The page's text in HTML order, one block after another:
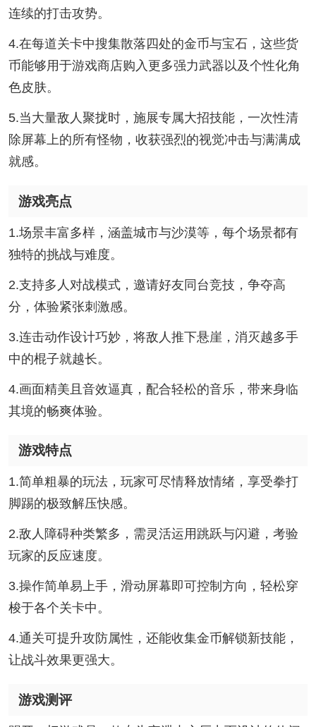
连续的打击攻势。
4.在每道关卡中搜集散落四处的金币与宝石，这些货
币能够用于游戏商店购入更多强力武器以及个性化角
色皮肤。
5.当大量敌人聚拢时，施展专属大招技能，一次性清
除屏幕上的所有怪物，收获强烈的视觉冲击与满满成
就感。
游戏亮点
1.场景丰富多样，涵盖城市与沙漠等，每个场景都有
独特的挑战与难度。
2.支持多人对战模式，邀请好友同台竞技，争夺高
分，体验紧张刺激感。
3.连击动作设计巧妙，将敌人推下悬崖，消灭越多手
中的棍子就越长。
4.画面精美且音效逼真，配合轻松的音乐，带来身临
其境的畅爽体验。
游戏特点
1.简单粗暴的玩法，玩家可尽情释放情绪，享受拳打
脚踢的极致解压快感。
2.敌人障碍种类繁多，需灵活运用跳跃与闪避，考验
玩家的反应速度。
3.操作简单易上手，滑动屏幕即可控制方向，轻松穿
梭于各个关卡中。
4.通关可提升攻防属性，还能收集金币解锁新技能，
让战斗效果更强大。
游戏测评